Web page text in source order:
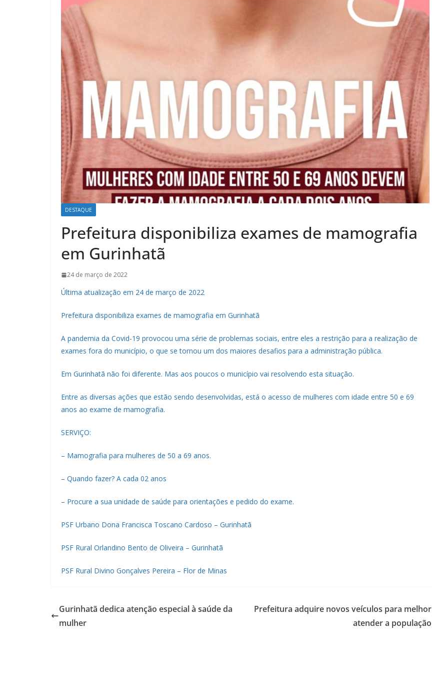
DESTAQUE
Prefeitura disponibiliza exames de mamografia
em Gurinhatã
24 de março de 2022
Última atualização em 24 de março de 2022
Prefeitura disponibiliza exames de mamografia em Gurinhatã
A pandemia da Covid-19 provocou uma série de problemas sociais, entre eles a restrição para a realização de
exames fora do município, o que se tornou um dos maiores desafios para a administração pública.
Em Gurinhatã não foi diferente. Mas aos poucos o município vai resolvendo esta situação.
Entre as diversas ações que estão sendo desenvolvidas, está o acesso de mulheres com idade entre 50 e 69
anos ao exame de mamografia.
SERVIÇO:
– Mamografia para mulheres de 50 a 69 anos.
– Quando fazer? A cada 02 anos
– Procure a sua unidade de saúde para orientações e pedido do exame.
PSF Urbano Dona Francisca Toscano Cardoso – Gurinhatã
PSF Rural Orlandino Bento de Oliveira – Gurinhatã
PSF Rural Divino Gonçalves Pereira – Flor de Minas
Gurinhatã dedica atenção especial à saúde da
mulher
Prefeitura adquire novos veículos para melhor
atender a população